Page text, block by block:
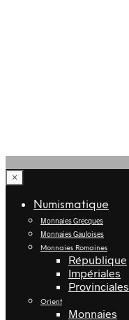
×
Numismatique
Monnaies Grecques
Monnaies Gauloises
Monnaies Romaines
République
Impériales
Provinciales
Orient
Monnaies